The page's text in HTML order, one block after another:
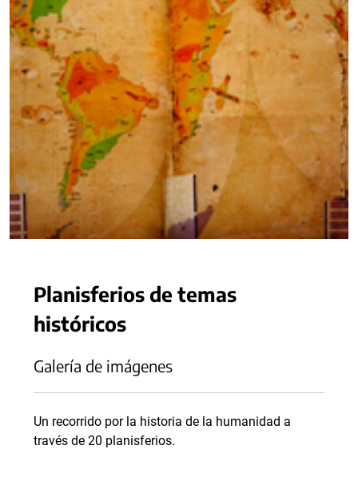
Planisferios de temas
históricos
Galería de imágenes
Un recorrido por la historia de la humanidad a
través de 20 planisferios.